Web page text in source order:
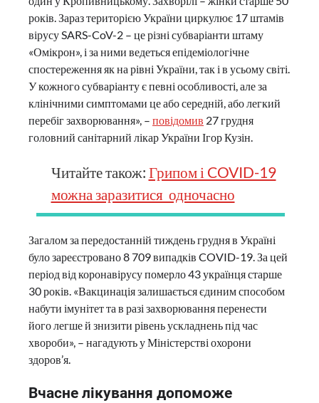
років. Зараз територією України циркулює 17 штамів
вірусу SARS-CoV-2 – це різні субваріанти штаму
«Омікрон», і за ними ведеться епідеміологічне
спостереження як на рівні України, так і в усьому світі.
У кожного субваріанту є певні особливості, але за
клінічними симптомами це або середній, або легкий
перебіг захворювання», – повідомив 27 грудня
головний санітарний лікар України Ігор Кузін.
Читайте також: Грипом і COVID-19
можна заразитися одночасно
Загалом за передостанній тиждень грудня в Україні
було зареєстровано 8 709 випадків COVID-19. За цей
період від коронавірусу померло 43 українця старше
30 років. «Вакцинація залишається єдиним способом
набути імунітет та в разі захворювання перенести
його легше й знизити рівень ускладнень під час
хвороби», – нагадують у Міністерстві охорони
здоров’я.
Вчасне лікування допоможе